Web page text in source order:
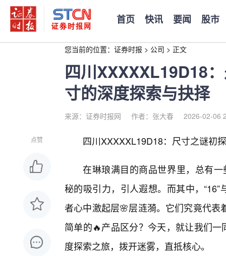
首页 快讯 要闻 股市
您当前的位置： 证券时报 > 公司 > 正文
四川XXXXXL19D18
寸的深度探索与抉择
来源：证券时报网 作者：张大春 2026-02-06
点赞 四川XXXXXL19D18：尺寸之谜初
在琳琅满目的商品世界里，总有
秘的吸引力，引人遐想。而其中，
者心中激起层🌸层涟漪。它们究竟代
简单的🔥产品区分？今天，就让我们
度探索之旅，拨开迷雾，直抵核心。